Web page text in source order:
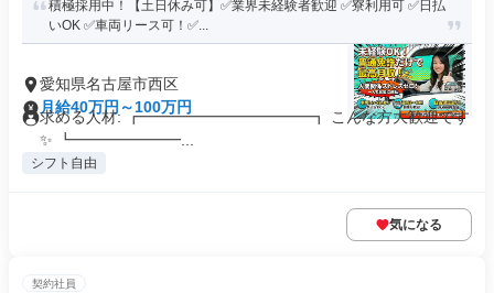
積極採用中！【土日休み可】✅業界未経験者歓迎 ✅寮利用可 ✅日払
いOK ✅車両リース可！✅...
愛知県名古屋市西区
月給40万円～100万円
求める人材: ┏━━━━━━━━━━━┓ こんな方大歓迎です
✨ ┗━━━━━━━...
シフト自由
気になる
契約社員